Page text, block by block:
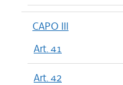
CAPO III
Art. 41
Art. 42